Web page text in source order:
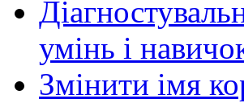
умінь і
Змінити імя